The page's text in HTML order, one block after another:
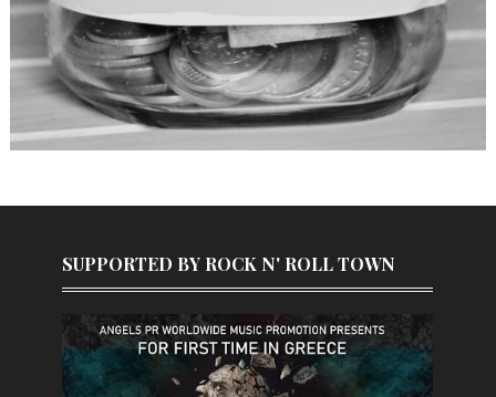
SUPPORTED BY ROCK N' ROLL TOWN